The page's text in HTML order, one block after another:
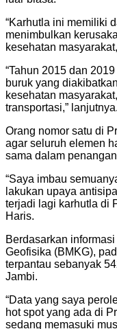
“Karhutla ini memiliki
menimbulkan
kesehatan
“Tahun 2015 dan
buruk yang
kesehatan
transportasi,” lanjutnya.
Orang nomor satu di
agar seluruh elemen
sama dalam
“Saya imbau
lakukan upaya
terjadi lagi karhutla di
Haris.
Berdasarkan
Geofisika (BMKG),
terpantau sebanyak
Jambi.
“Data yang saya
hot spot yang ada di
sedang memasuki